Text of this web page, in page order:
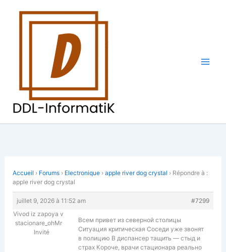
Accueil › Forums › Electronique › apple river dog crystal › Répondre à :
apple river dog crystal
juillet 9, 2026 à 11:52 am
#7299
Vivod iz zapoya v
stacionare_ohMr
Invité
Всем привет из северной столицы
Ситуация критическая Соседи уже звонят
в полицию В диспансер тащить — стыд и
страх Короче, врачи стационара реально